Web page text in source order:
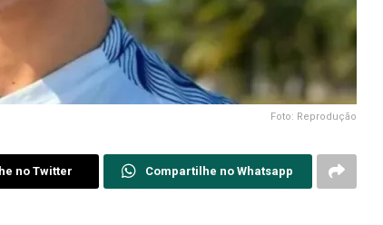
Foto: Reprodução
no Twitter Compartilhe no Whatsapp